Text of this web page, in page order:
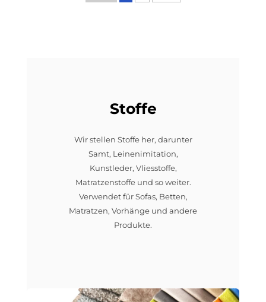
Stoffe
Wir stellen Stoffe her, darunter
Samt, Leinenimitation,
Kunstleder, Vliesstoffe,
Matratzenstoffe und so weiter.
Verwendet für Sofas, Betten,
Matratzen, Vorhänge und andere
Produkte.